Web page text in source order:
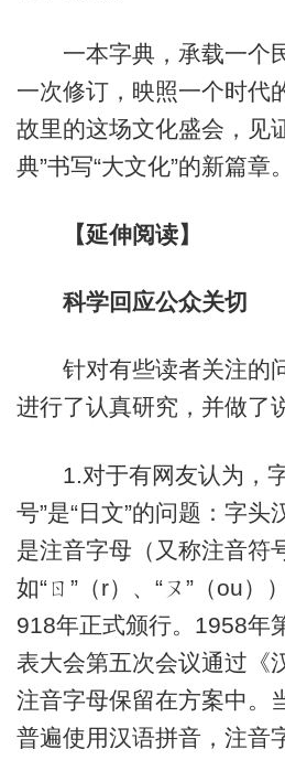
一本字典，承载一个民
一次修订，映照一个时代
故里的这场文化盛会，见
典”书写“大文化”的新篇章。
【延伸阅读】
科学回应公众关切
针对有些读者关注的
进行了认真研究，并做了
1.对于有网友认为，字
号”是“日文”的问题：字头
是注音字母（又称注音符
如“ㄖ”（r）、“ㄡ”（ou）
918年正式颁行。1958年
表大会第五次会议通过《
注音字母保留在方案中。
普遍使用汉语拼音，注音